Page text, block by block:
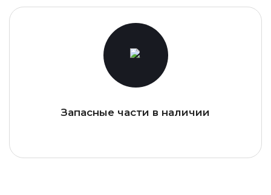
Запасные части в наличии